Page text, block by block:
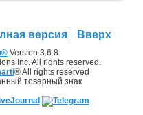
версия Вверх
Version 3.6.8
Inc. All rights reserved.
® All rights reserved
товарный знак